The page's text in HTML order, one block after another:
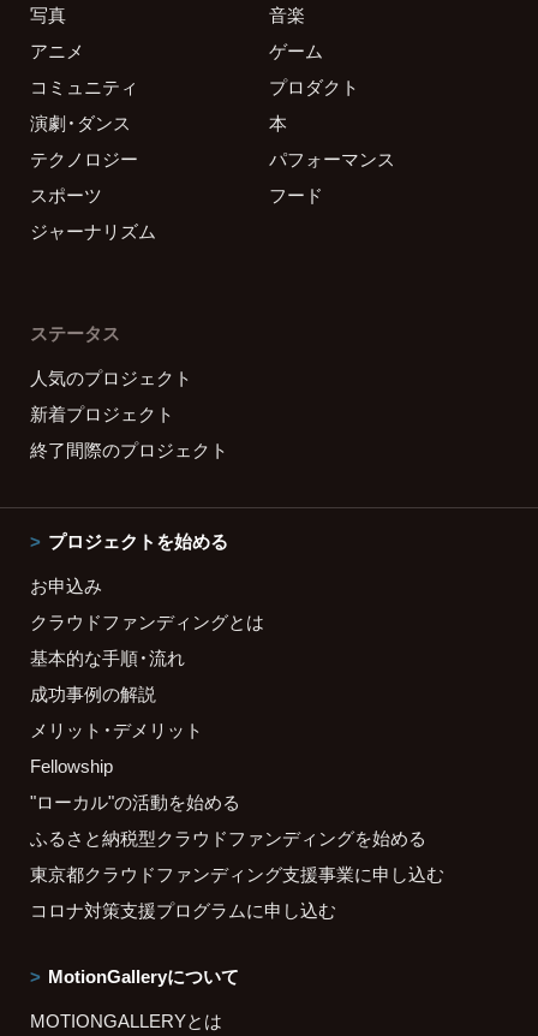
写真
音楽
アニメ
ゲーム
コミュニティ
プロダクト
演劇・ダンス
本
テクノロジー
パフォーマンス
スポーツ
フード
ジャーナリズム
ステータス
人気のプロジェクト
新着プロジェクト
終了間際のプロジェクト
プロジェクトを始める
お申込み
クラウドファンディングとは
基本的な手順・流れ
成功事例の解説
メリット・デメリット
Fellowship
"ローカル"の活動を始める
ふるさと納税型クラウドファンディングを始める
東京都クラウドファンディング支援事業に申し込む
コロナ対策支援プログラムに申し込む
MotionGalleryについて
MOTIONGALLERYとは